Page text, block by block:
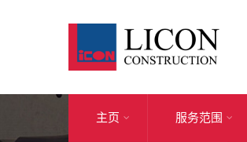
主页 服务范围